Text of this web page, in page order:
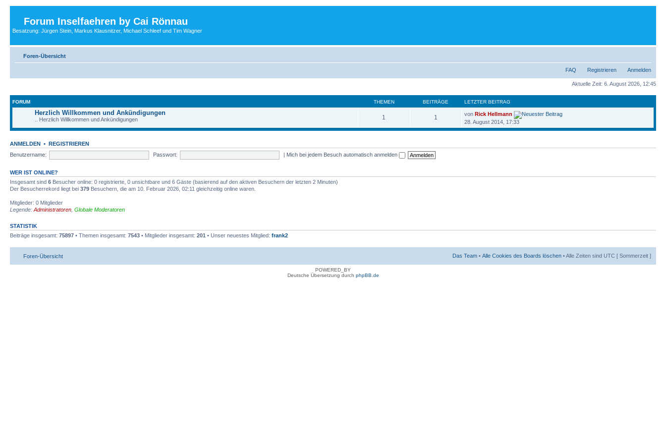
Forum Inselfaehren by Cai Rönnau
Besatzung: Jürgen Stein, Markus Klausnitzer, Michael Schleef und Tim Wagner
Foren-Übersicht
FAQ Registrieren Anmelden
Aktuelle Zeit: 6. August 2026, 12:45
FORUM THEMEN BEITRÄGE LETZTER BEITRAG
Herzlich Willkommen und Ankündigungen
.. Herzlich Willkommen und Ankündigungen 1 1 vonRick Hellmann
28. August 2014, 17:33
ANMELDEN • REGISTRIEREN
Benutzername:
Passwort: | Mich bei jedem Besuch automatisch anmelden
WER IST ONLINE?
Insgesamt sind 6 Besucher online: 0 registrierte, 0 unsichtbare und 6 Gäste (basierend auf den aktiven Besuchern der letzten 2 Minuten)
Der Besucherrekord liegt bei 379 Besuchern, die am 10. Februar 2026, 02:11 gleichzeitig online waren.
Mitglieder: 0 Mitglieder
Legende: Administratoren Globale Moderatoren
STATISTIK
Beiträge insgesamt: 75897 • Themen insgesamt: 7543 • Mitglieder insgesamt: 201 • Unser neuestes Mitglied: frank2
Foren-Übersicht Das Team • Alle Cookies des Boards löschen • Alle Zeiten sind UTC [ Sommerzeit ]
POWERED_BY
Deutsche Übersetzung durch phpBB.de